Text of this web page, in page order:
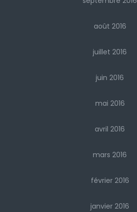
août 2016
juillet 2016
juin 2016
mai 2016
avril 2016
mars 2016
février 2016
janvier 2016